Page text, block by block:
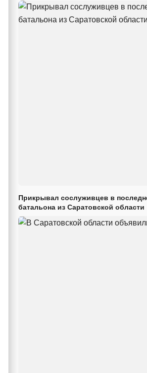
Прикрывал сослуживцев в
батальона из Саратовской области